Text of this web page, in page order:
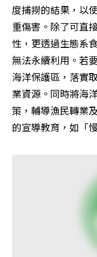
度捕撈的結果，以
重傷害。除了可直
性，更透過生態系
無法永續利用。若
海洋保護區，落實
業資源。同時將海
策，輔導漁民轉業
的宣導教育，如「